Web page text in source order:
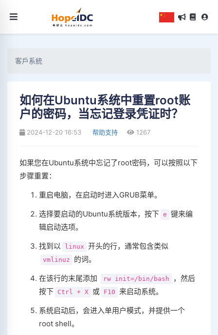
客戶系統
如何在Ubuntu系统中重置root账
户的密码，当忘记登录凭证时？
2024-12-20 16:53 帮助支持 1267
如果您在Ubuntu系统中忘记了root密码，可以按照以下
步骤重置：
重启电脑，在启动时进入GRUB菜单。
选择要启动的Ubuntu系统版本，按下 e 键来编
辑启动选项。
找到以 linux 开头的行，通常包含类似
vmlinuz 的词。
在该行的末尾添加 rw init=/bin/bash
，然后
按下 Ctrl + X 或 F10 来启动系统。
系统启动后，会进入单用户模式，并提供一个
root shell。